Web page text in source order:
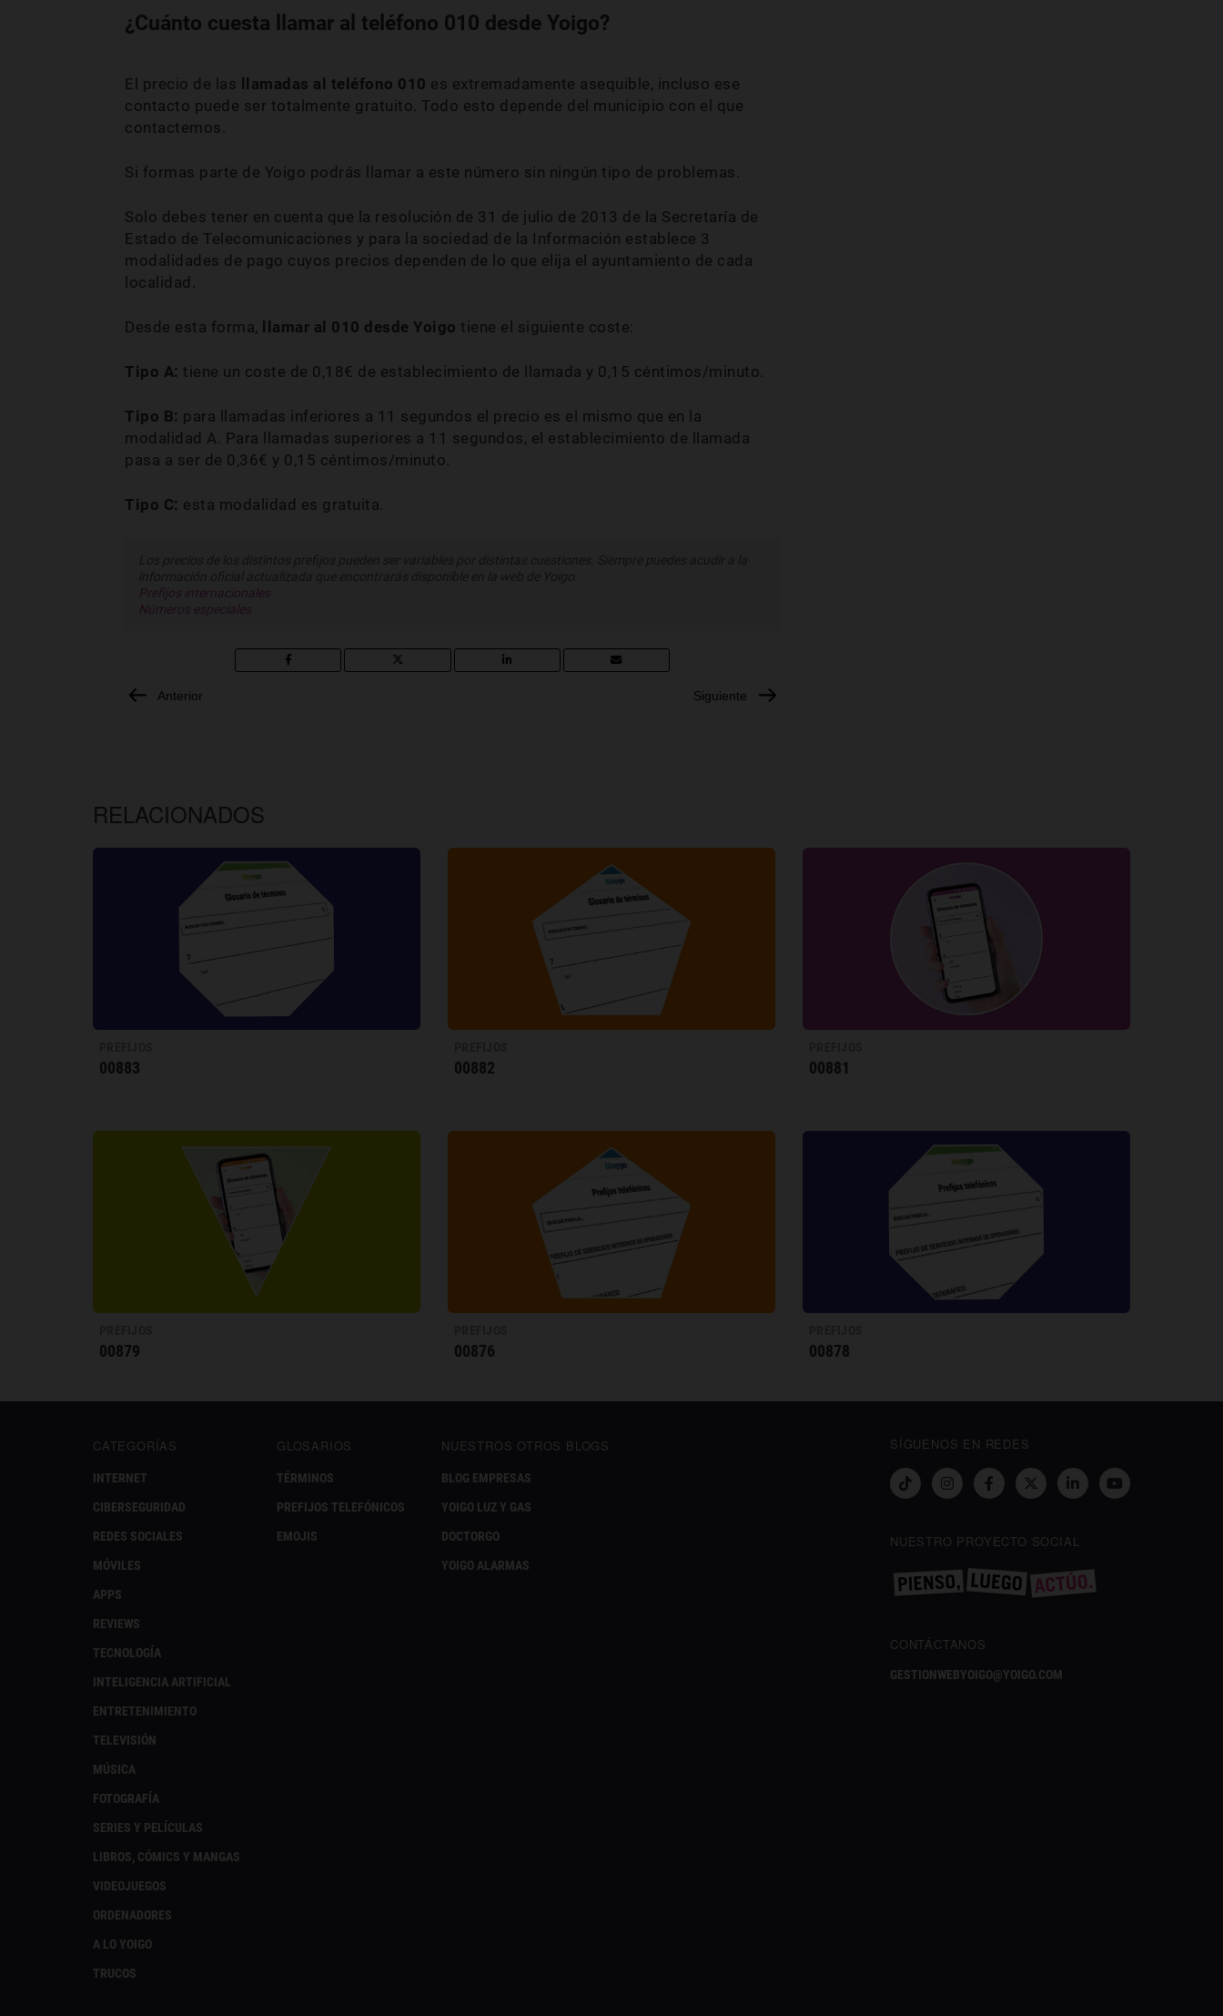
¿Cuánto cuesta llamar al teléfono 010 desde Yoigo?
El precio de las llamadas al teléfono 010 es extremadamente asequible, incluso ese
contacto puede ser totalmente gratuito. Todo esto depende del municipio con el que
contactemos.
Si formas parte de Yoigo podrás llamar a este número sin ningún tipo de problemas.
Solo debes tener en cuenta que la resolución de 31 de julio de 2013 de la Secretaría de
Estado de Telecomunicaciones y para la sociedad de la Información establece 3
modalidades de pago cuyos precios dependen de lo que elija el ayuntamiento de cada
localidad.
Desde esta forma, llamar al 010 desde Yoigo tiene el siguiente coste:
Tipo A: tiene un coste de 0,18€ de establecimiento de llamada y 0,15 céntimos/minuto.
Tipo B: para llamadas inferiores a 11 segundos el precio es el mismo que en la
modalidad A. Para llamadas superiores a 11 segundos, el establecimiento de llamada
pasa a ser de 0,36€ y 0,15 céntimos/minuto.
Tipo C: esta modalidad es gratuita.
Prefijos internacionales
Números especiales
Anterior Siguiente
RELACIONADOS
00883 00882 00881
00879 00876 00878
CATEGORÍAS
INTERNET
CIBERSEGURIDAD
REDES SOCIALES
MÓVILES
APPS
REVIEWS
TECNOLOGÍA
INTELIGENCIA ARTIFICIAL
ENTRETENIMIENTO
TELEVISIÓN
MÚSICA
FOTOGRAFÍA
SERIES Y PELÍCULAS
LIBROS, CÓMICS Y MANGAS
VIDEOJUEGOS
ORDENADORES
A LO YOIGO
TRUCOS
GLOSARIOS
TÉRMINOS
PREFIJOS TELEFÓNICOS
EMOJIS
NUESTROS OTROS BLOGS
BLOG EMPRESAS
YOIGO LUZ Y GAS
DOCTORGO
YOIGO ALARMAS
SÍGUENOS EN REDES
NUESTRO PROYECTO SOCIAL
CONTÁCTANOS
GESTIONWEBYOIGO@YOIGO.COM